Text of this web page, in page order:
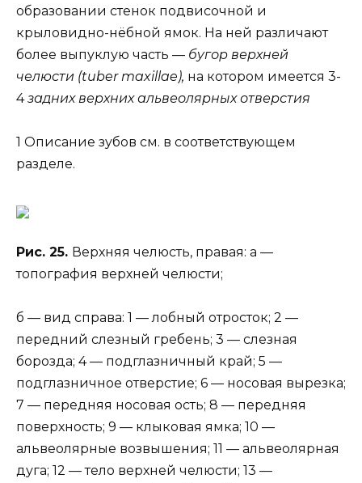
образовании стенок подвисочной и
крыловидно-нёбной ямок. На ней различают
более выпуклую часть — бугор верхней
челюсти (tuber maxillae), на котором имеется 3-
4задних верхних альвеолярных отверстия
1 Описание зубов см. в соответствующем
разделе.
Рис. 25. Верхняя челюсть, правая: а —
топография верхней челюсти;
б — вид справа: 1 — лобный отросток; 2 —
передний слезный гребень; 3 — слезная
борозда; 4 — подглазничный край; 5 —
подглазничное отверстие; 6 — носовая вырезка;
7 — передняя носовая ость; 8 — передняя
поверхность; 9 — клыковая ямка; 10 —
альвеолярные возвышения; 11 — альвеолярная
дуга; 12 — тело верхней челюсти; 13 —